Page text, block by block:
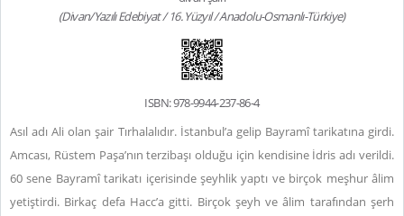
(Divan/Yazılı Edebiyat / 16. Yüzyıl / Anadolu-Osmanlı-Türkiye)
ISBN: 978-9944-237-86-4
Asıl adı Ali olan şair Tırhalalıdır. İstanbul’a gelip Bayramî tarikatına girdi.
Amcası, Rüstem Paşa’nın terzibaşı olduğu için kendisine İdris adı verildi.
60 sene Bayramî tarikatı içerisinde şeyhlik yaptı ve birçok meşhur âlim
yetiştirdi. Birkaç defa Hacc’a gitti. Birçok şeyh ve âlim tarafından şerh